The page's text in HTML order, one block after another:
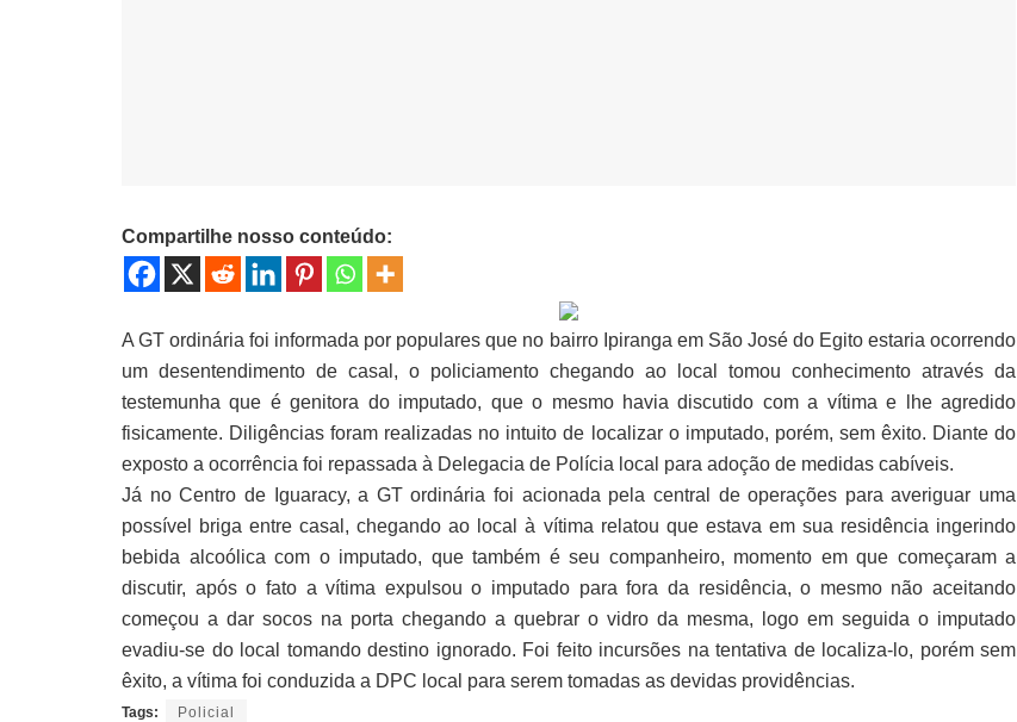
Compartilhe nosso conteúdo:
A GT ordinária foi informada por populares que no bairro Ipiranga em São José do Egito estaria ocorrendo
um desentendimento de casal, o policiamento chegando ao local tomou conhecimento através da
testemunha que é genitora do imputado, que o mesmo havia discutido com a vítima e lhe agredido
fisicamente. Diligências foram realizadas no intuito de localizar o imputado, porém, sem êxito. Diante do
exposto a ocorrência foi repassada à Delegacia de Polícia local para adoção de medidas cabíveis.
Já no Centro de Iguaracy, a GT ordinária foi acionada pela central de operações para averiguar uma
possível briga entre casal, chegando ao local à vítima relatou que estava em sua residência ingerindo
bebida alcoólica com o imputado, que também é seu companheiro, momento em que começaram a
discutir, após o fato a vítima expulsou o imputado para fora da residência, o mesmo não aceitando
começou a dar socos na porta chegando a quebrar o vidro da mesma, logo em seguida o imputado
evadiu-se do local tomando destino ignorado. Foi feito incursões na tentativa de localiza-lo, porém sem
êxito, a vítima foi conduzida a DPC local para serem tomadas as devidas providências.
Tags: Policial